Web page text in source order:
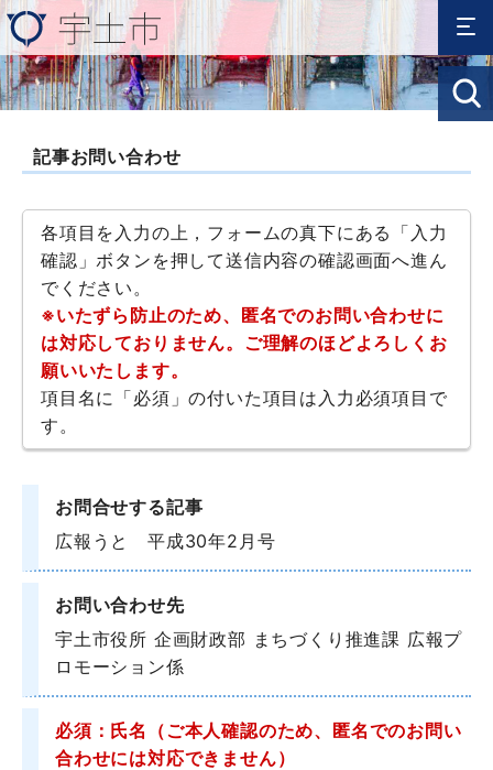
記事お問い合わせ
各項目を入力の上，フォームの真下にある「入力
確認」ボタンを押して送信内容の確認画面へ進ん
でください。
※いたずら防止のため、匿名でのお問い合わせに
は対応しておりません。ご理解のほどよろしくお
願いいたします。
項目名に「必須」の付いた項目は入力必須項目で
す。
お問合せする記事
広報うと 平成30年2月号
お問い合わせ先
宇土市役所 企画財政部 まちづくり推進課 広報プ
ロモーション係
必須：氏名
（ご本人確認のため、匿名でのお問い
合わせには対応できません）